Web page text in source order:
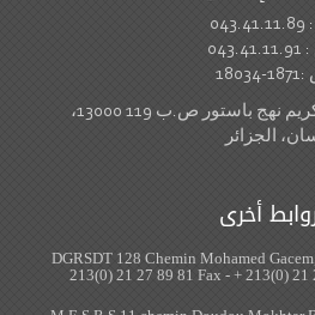
22، شارع أبي عياد عبد الكريم نهج باستور ص.ب 119 13000،
الجزائر
أخرى
DGRSDT 128 Chemin Mohamed
213(0) 21 27 89 81 Fax - + 213(0) 21